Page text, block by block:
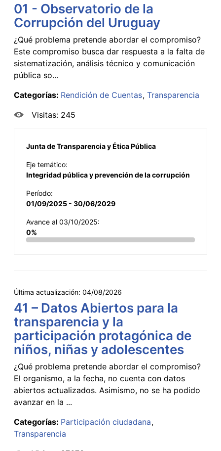
01 - Observatorio de la
Corrupción del Uruguay
¿Qué problema pretende abordar el compromiso?
Este compromiso busca dar respuesta a la falta de
sistematización, análisis técnico y comunicación
pública so...
Categorías: Rendición de Cuentas Transparencia
Visitas: 245
Junta de Transparencia y Ética Pública
Eje temático:
Integridad pública y prevención de la corrupción
Período:
01/09/2025 - 30/06/2029
Avance al 03/10/2025:
0%
Última actualización: 04/08/2026
41 – Datos Abiertos para la
transparencia y la
participación protagónica de
niños, niñas y adolescentes
¿Qué problema pretende abordar el compromiso?
El organismo, a la fecha, no cuenta con datos
abiertos actualizados. Asimismo, no se ha podido
avanzar en la ...
Categorías: Participación ciudadana
Transparencia